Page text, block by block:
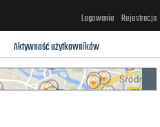
Logowanie Rejestracja
Aktywność użytkowników